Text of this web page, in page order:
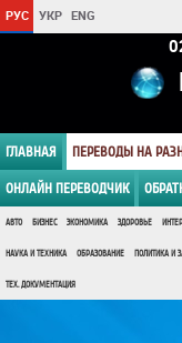
РУС УКР ENG
ГЛАВНАЯ ПЕРЕВОДЫ НА
ОНЛАЙН ПЕРЕВОДЧИК
АВТО БИЗНЕС ЭКОНОМИКА ЗДОРОВЬЕ
НАУКА И ТЕХНИКА ОБРАЗОВАНИЕ ПОЛИТИКА И
ТЕХ. ДОКУМЕНТАЦИЯ